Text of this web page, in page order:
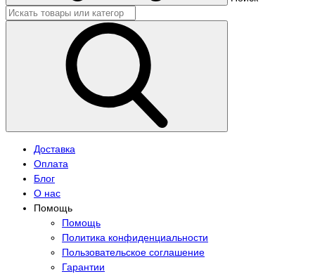
Доставка
Оплата
Блог
О нас
Помощь
Помощь
Политика конфиденциальности
Пользовательское соглашение
Гарантии